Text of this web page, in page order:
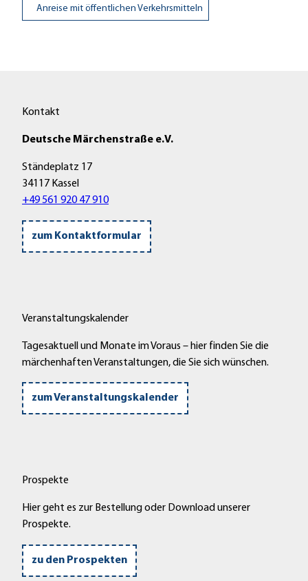
Anreise mit öffentlichen Verkehrsmitteln
Kontakt
Deutsche Märchenstraße e.V.
Ständeplatz 17
34117 Kassel
+49 561 920 47 910
zum Kontaktformular
Veranstaltungskalender
Tagesaktuell und Monate im Voraus – hier finden Sie die
märchenhaften Veranstaltungen, die Sie sich wünschen.
zum Veranstaltungskalender
Prospekte
Hier geht es zur Bestellung oder Download unserer
Prospekte.
zu den Prospekten